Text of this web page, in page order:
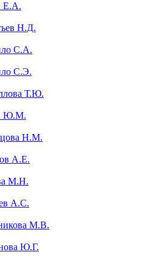
Е.А.
Н.Д.
С.А.
С.Э.
Т.Ю.
Ю.М.
Н.М.
А.Е.
М.Н.
А.С.
М.В.
Ю.Г.